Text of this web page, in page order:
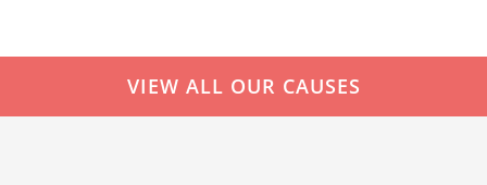
VIEW ALL OUR CAUSES